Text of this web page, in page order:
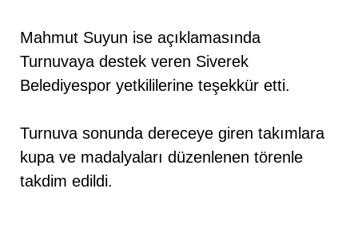
Mahmut Suyun ise açıklamasında
Turnuvaya destek veren Siverek
Belediyespor yetkililerine teşekkür etti.
Turnuva sonunda dereceye giren takımlara
kupa ve madalyaları düzenlenen törenle
takdim edildi.